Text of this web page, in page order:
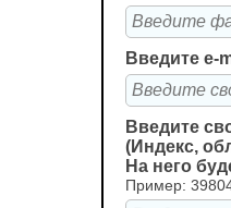
Введите e-
Введите
(Индекс,
На него
Пример: